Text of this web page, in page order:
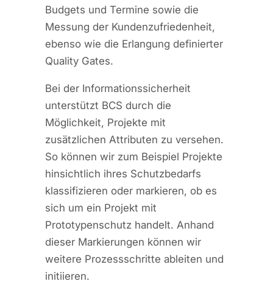
Budgets und Termine sowie die
Messung der Kundenzufriedenheit,
ebenso wie die Erlangung definierter
Quality Gates.
Bei der Informationssicherheit
unterstützt BCS durch die
Möglichkeit, Projekte mit
zusätzlichen Attributen zu versehen.
So können wir zum Beispiel Projekte
hinsichtlich ihres Schutzbedarfs
klassifizieren oder markieren, ob es
sich um ein Projekt mit
Prototypenschutz handelt. Anhand
dieser Markierungen können wir
weitere Prozessschritte ableiten und
initiieren.